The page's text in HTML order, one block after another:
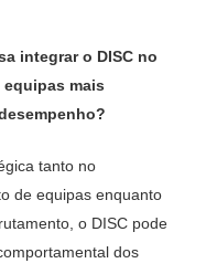
integrar o DISC no
mais
tanto no
de equipas enquanto
o DISC pode
dos